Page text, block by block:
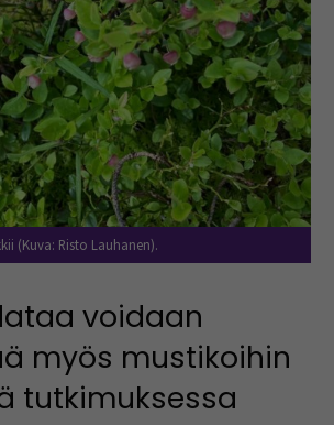
(Kuva: Risto Lauhanen).
voidaan
myös mustikoihin
tutkimuksessa